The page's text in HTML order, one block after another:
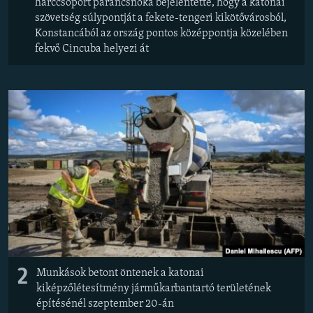
harccsoport parancsnoka bejelentette, hogy a katonai
szövetség súlypontját a fekete-tengeri kikötővárosból,
Konstancából az ország pontos középpontja közelében
fekvő Cincuba helyezi át
2
Munkások betont öntenek a katonai
kiképzőlétesítmény járműkarbantartó területének
építésénél szeptember 20-án